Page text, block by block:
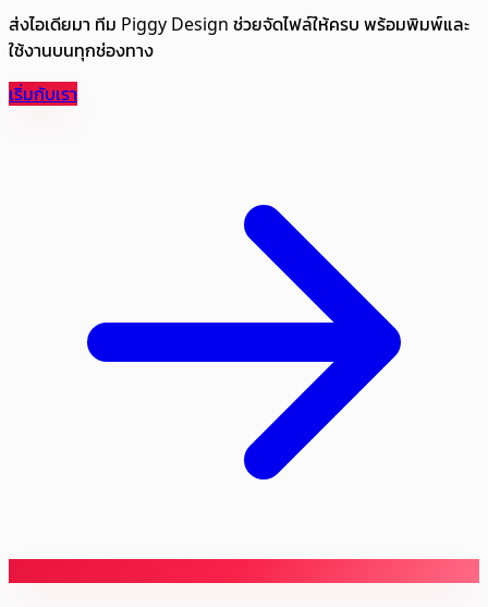
ส่งไอเดียมา ทีม Piggy Design ช่วยจัดไฟล์ให้ครบ พร้อมพิมพ์และ
ใช้งานบนทุกช่องทาง
เริ่มกับเรา